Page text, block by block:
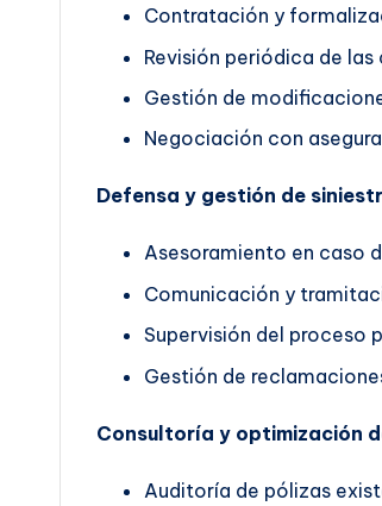
Contratación y
Revisión periódica de
Gestión de
Negociación con
Defensa y gestión de
Asesoramiento en caso
Comunicación y
Supervisión del proceso
Gestión de
Consultoría y optimización
Auditoría de pólizas